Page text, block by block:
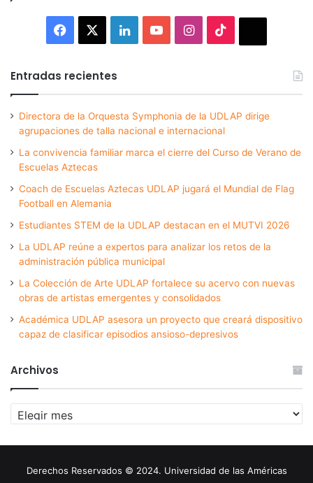
Facebook LinkedInYouTubeInstagram
Entradas recientes
Directora de la Orquesta Symphonia de la UDLAP dirige
agrupaciones de talla nacional e internacional
La convivencia familiar marca el cierre del Curso de Verano de
Escuelas Aztecas
Coach de Escuelas Aztecas UDLAP jugará el Mundial de Flag
Football en Alemania
Estudiantes STEM de la UDLAP destacan en el MUTVI 2026
La UDLAP reúne a expertos para analizar los retos de la
administración pública municipal
La Colección de Arte UDLAP fortalece su acervo con nuevas
obras de artistas emergentes y consolidados
Académica UDLAP asesora un proyecto que creará dispositivo
capaz de clasificar episodios ansioso-depresivos
Archivos
Archivos
Derechos Reservados © 2024. Universidad de las Américas